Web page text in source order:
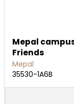
Mepal
Friends
Mepal
35530-1A6B